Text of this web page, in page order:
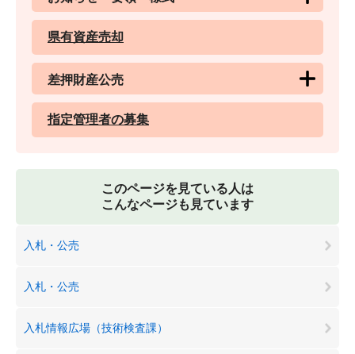
県有資産売却
差押財産公売
指定管理者の募集
このページを見ている人は
こんなページも見ています
入札・公売
入札・公売
入札情報広場（技術検査課）